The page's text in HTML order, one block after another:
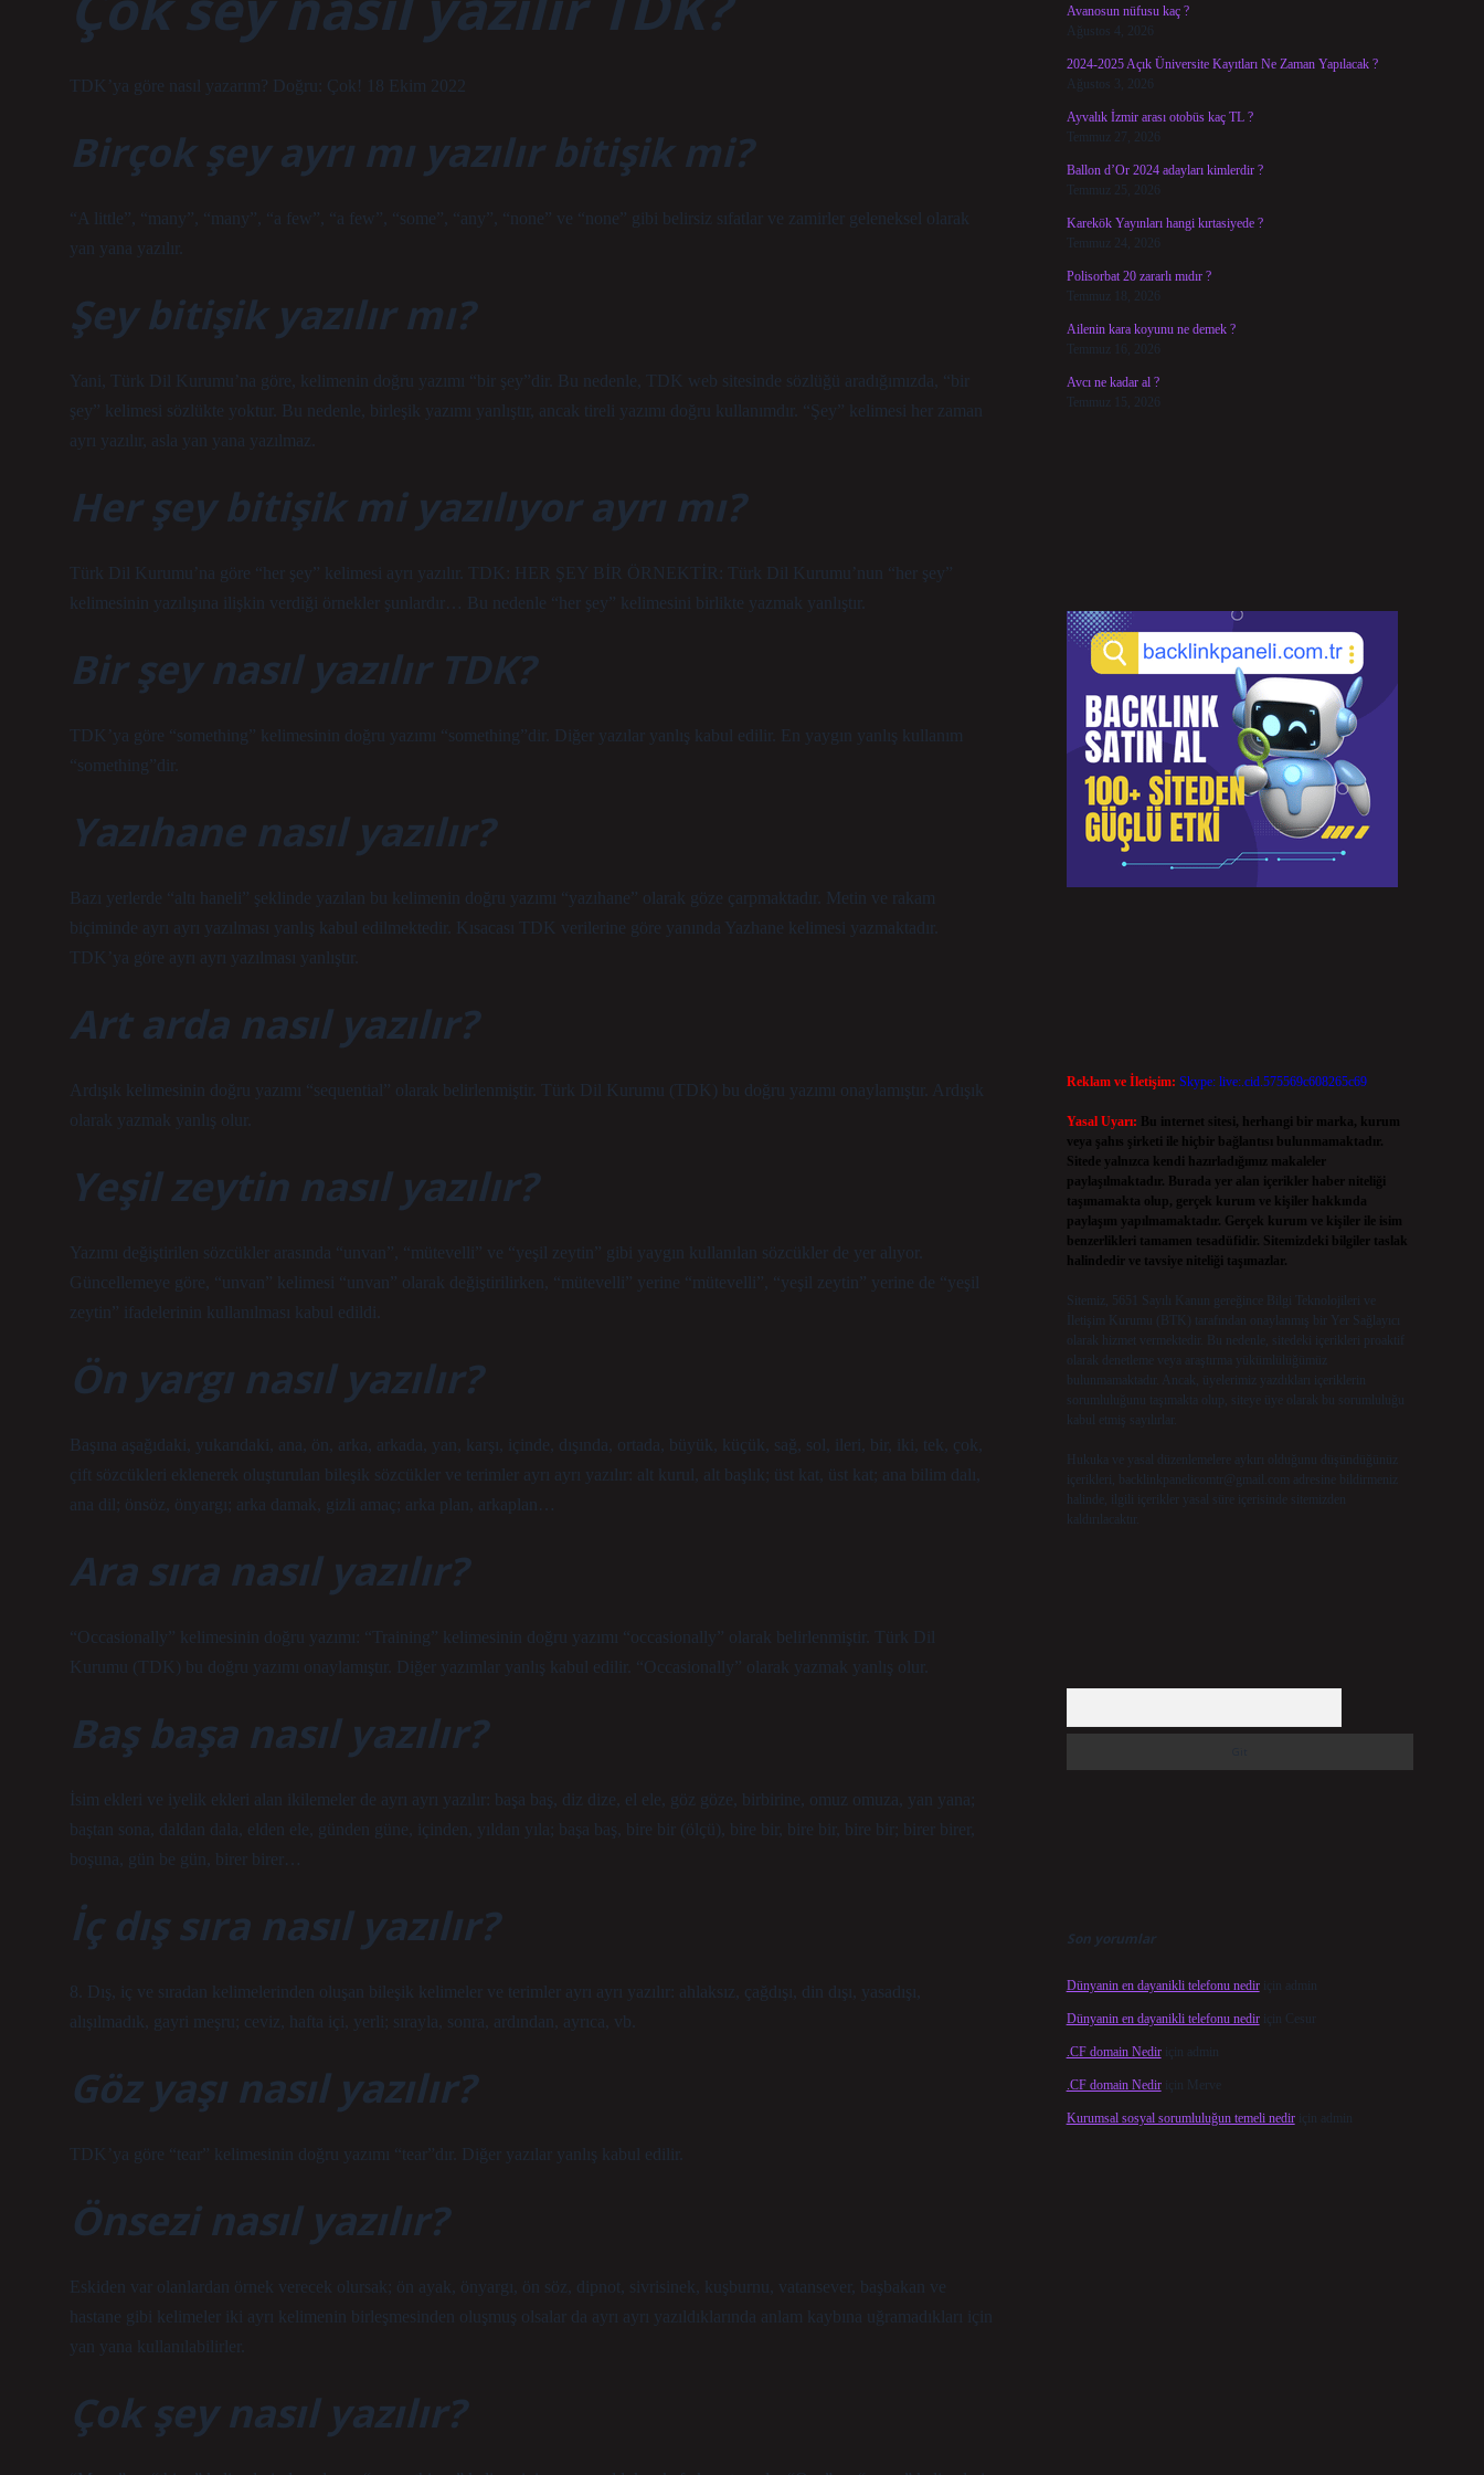
TDK’ya göre nasıl yazarım? Doğru: Çok! 18 Ekim 2022
Birçok şey ayrı mı yazılır bitişik mi?
“A little”, “many”, “many”, “a few”, “a few”, “some”, “any”, “none” ve “none” gibi belirsiz sıfatlar ve zamirler geleneksel olarak
yan yana yazılır.
Şey bitişik yazılır mı?
Yani, Türk Dil Kurumu’na göre, kelimenin doğru yazımı “bir şey”dir. Bu nedenle, TDK web sitesinde sözlüğü aradığımızda, “bir
şey” kelimesi sözlükte yoktur. Bu nedenle, birleşik yazımı yanlıştır, ancak tireli yazımı doğru kullanımdır. “Şey” kelimesi her zaman
ayrı yazılır, asla yan yana yazılmaz.
Her şey bitişik mi yazılıyor ayrı mı?
Türk Dil Kurumu’na göre “her şey” kelimesi ayrı yazılır. TDK: HER ŞEY BİR ÖRNEKTİR: Türk Dil Kurumu’nun “her şey”
kelimesinin yazılışına ilişkin verdiği örnekler şunlardır… Bu nedenle “her şey” kelimesini birlikte yazmak yanlıştır.
Bir şey nasıl yazılır TDK?
TDK’ya göre “something” kelimesinin doğru yazımı “something”dir. Diğer yazılar yanlış kabul edilir. En yaygın yanlış kullanım
“something”dir.
Yazıhane nasıl yazılır?
Bazı yerlerde “altı haneli” şeklinde yazılan bu kelimenin doğru yazımı “yazıhane” olarak göze çarpmaktadır. Metin ve rakam
biçiminde ayrı ayrı yazılması yanlış kabul edilmektedir. Kısacası TDK verilerine göre yanında Yazhane kelimesi yazmaktadır.
TDK’ya göre ayrı ayrı yazılması yanlıştır.
Art arda nasıl yazılır?
Ardışık kelimesinin doğru yazımı “sequential” olarak belirlenmiştir. Türk Dil Kurumu (TDK) bu doğru yazımı onaylamıştır. Ardışık
olarak yazmak yanlış olur.
Yeşil zeytin nasıl yazılır?
Yazımı değiştirilen sözcükler arasında “unvan”, “mütevelli” ve “yeşil zeytin” gibi yaygın kullanılan sözcükler de yer alıyor.
Güncellemeye göre, “unvan” kelimesi “unvan” olarak değiştirilirken, “mütevelli” yerine “mütevelli”, “yeşil zeytin” yerine de “yeşil
zeytin” ifadelerinin kullanılması kabul edildi.
Ön yargı nasıl yazılır?
Başına aşağıdaki, yukarıdaki, ana, ön, arka, arkada, yan, karşı, içinde, dışında, ortada, büyük, küçük, sağ, sol, ileri, bir, iki, tek, çok,
çift sözcükleri eklenerek oluşturulan bileşik sözcükler ve terimler ayrı ayrı yazılır: alt kurul, alt başlık; üst kat, üst kat; ana bilim dalı,
ana dil; önsöz, önyargı; arka damak, gizli amaç; arka plan, arkaplan…
Ara sıra nasıl yazılır?
“Occasionally” kelimesinin doğru yazımı: “Training” kelimesinin doğru yazımı “occasionally” olarak belirlenmiştir. Türk Dil
Kurumu (TDK) bu doğru yazımı onaylamıştır. Diğer yazımlar yanlış kabul edilir. “Occasionally” olarak yazmak yanlış olur.
Baş başa nasıl yazılır?
İsim ekleri ve iyelik ekleri alan ikilemeler de ayrı ayrı yazılır: başa baş, diz dize, el ele, göz göze, birbirine, omuz omuza, yan yana;
baştan sona, daldan dala, elden ele, günden güne, içinden, yıldan yıla; başa baş, bire bir (ölçü), bire bir, bire bir, bire bir; birer birer,
boşuna, gün be gün, birer birer…
İç dış sıra nasıl yazılır?
8. Dış, iç ve sıradan kelimelerinden oluşan bileşik kelimeler ve terimler ayrı ayrı yazılır: ahlaksız, çağdışı, din dışı, yasadışı,
alışılmadık, gayri meşru; ceviz, hafta içi, yerli; sırayla, sonra, ardından, ayrıca, vb.
Göz yaşı nasıl yazılır?
TDK’ya göre “tear” kelimesinin doğru yazımı “tear”dır. Diğer yazılar yanlış kabul edilir.
Önsezi nasıl yazılır?
Eskiden var olanlardan örnek verecek olursak; ön ayak, önyargı, ön söz, dipnot, sivrisinek, kuşburnu, vatansever, başbakan ve
hastane gibi kelimeler iki ayrı kelimenin birleşmesinden oluşmuş olsalar da ayrı ayrı yazıldıklarında anlam kaybına uğramadıkları için
yan yana kullanılabilirler.
Çok şey nasıl yazılır?
Avanosun nüfusu kaç ?
Ağustos 4, 2026
2024-2025 Açık Üniversite Kayıtları Ne Zaman Yapılacak ?
Ağustos 3, 2026
Ayvalık İzmir arası otobüs kaç TL ?
Temmuz 27, 2026
Ballon d’Or 2024 adayları kimlerdir ?
Temmuz 25, 2026
Karekök Yayınları hangi kırtasiyede ?
Temmuz 24, 2026
Polisorbat 20 zararlı mıdır ?
Temmuz 18, 2026
Ailenin kara koyunu ne demek ?
Temmuz 16, 2026
Avcı ne kadar al ?
Temmuz 15, 2026
Reklam ve İletişim: Skype: live:.cid.575569c608265c69
Yasal Uyarı:
Bu internet sitesi, herhangi bir marka, kurum
veya şahıs şirketi ile hiçbir bağlantısı bulunmamaktadır.
Sitede yalnızca kendi hazırladığımız makaleler
paylaşılmaktadır. Burada yer alan içerikler haber niteliği
taşımamakta olup, gerçek kurum ve kişiler hakkında
paylaşım yapılmamaktadır. Gerçek kurum ve kişiler ile isim
benzerlikleri tamamen tesadüfidir. Sitemizdeki bilgiler taslak
halindedir ve tavsiye niteliği taşımazlar.
Sitemiz, 5651 Sayılı Kanun gereğince Bilgi Teknolojileri ve
İletişim Kurumu (BTK) tarafından onaylanmış bir Yer Sağlayıcı
olarak hizmet vermektedir. Bu nedenle, sitedeki içerikleri proaktif
olarak denetleme veya araştırma yükümlülüğümüz
bulunmamaktadır. Ancak, üyelerimiz yazdıkları içeriklerin
sorumluluğunu taşımakta olup, siteye üye olarak bu sorumluluğu
kabul etmiş sayılırlar.
Hukuka ve yasal düzenlemelere aykırı olduğunu düşündüğünüz
içerikleri,
backlinkpanelicomtr@gmail.com adresine bildirmeniz
halinde, ilgili içerikler yasal süre içerisinde sitemizden
kaldırılacaktır.
Son yorumlar
Dünyanin en dayanikli telefonu nediriçin admin
Dünyanin en dayanikli telefonu nediriçin Cesur
.CF domain Nediriçin admin
.CF domain Nediriçin Merve
Kurumsal sosyal sorumluluğun temeli nediriçin admin